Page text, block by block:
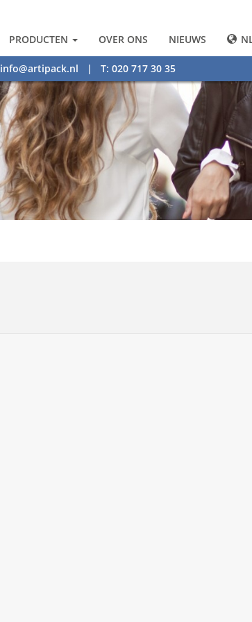
PRODUCTEN OVER ONS NIEUWS
info@artipack.nl | T: 020 717 30 35